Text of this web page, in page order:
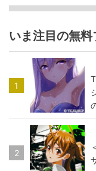
いま注目の無料
1
2